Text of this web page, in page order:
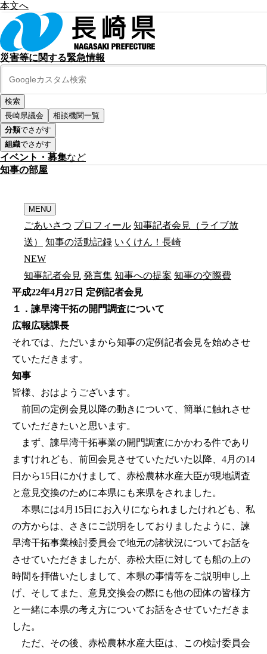
本文へ
災害等に関する緊急情報
長崎県議会
相談機関一覧
分類でさがす
組織でさがす
イベント・募集など
知事の部屋
MENU
ごあいさつ プロフィール 知事記者会見（ライブ放
送）
知事の活動記録 いくけん！長崎
NEW
知事記者会見 発言集 知事への提案 知事の交際費
平成22年4月27日 定例記者会見
１．諫早湾干拓の開門調査について
広報広聴課長
それでは、ただいまから知事の定例記者会見を始めさせ
ていただきます。
知事
皆様、おはようございます。
前回の定例会見以降の動きについて、簡単に触れさせ
ていただきたいと思います。
まず、諫早湾干拓事業の開門調査にかかわる件であり
ますけれども、前回会見させていただいた以降、4月の14
日から15日にかけまして、赤松農林水産大臣が現地調査
と意見交換のために本県にも来県をされました。
本県には4月15日にお入りになられましたけれども、私
の方からは、さきにご説明をしておりましたように、諫
早湾干拓事業検討委員会で地元の諸状況についてお話を
させていただきましたが、赤松大臣に対しても船の上の
時間を拝借いたしまして、本県の事情等をご説明申し上
げ、そしてまた、意見交換会の際にも他の団体の皆様方
と一緒に本県の考え方についてお話をさせていただきま
した。
ただ、その後、赤松農林水産大臣は、この検討委員会